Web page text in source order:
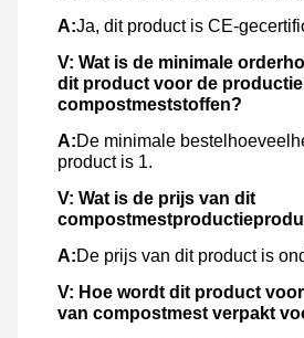
A:Ja, dit product is CE-
V: Wat is de minimale
dit product voor de
compostmeststoffen?
A:De minimale
product is 1.
V: Wat is de prijs van dit
A:De prijs van dit product is
V: Hoe wordt dit product
van compostmest verpakt